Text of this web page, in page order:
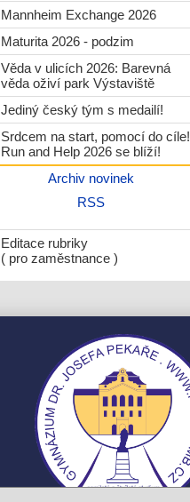
Mannheim Exchange 2026
Maturita 2026 - podzim
Věda v ulicích 2026: Barevná
věda oživí park Výstaviště
Jediný český tým s medailí!
Srdcem na start, pomocí do cíle!
Run and Help 2026 se blíží!
Archiv novinek
RSS
Editace rubriky
( pro zaměstnance )